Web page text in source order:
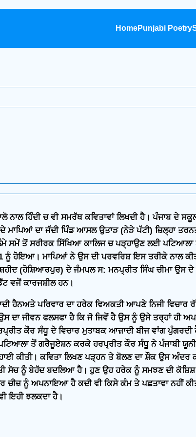
HomePunjabi Poetry
ਹਿੰਦੀ ਚ ਵੀ ਸਮਰੱਥ ਕਵਿਤਾਵਾਂ ਲਿਖਦੀ ਹੈ। ਪੰਜਾਬ ਦੇ ਸਕੂਲ
ਮਾਪਿਆਂ ਦਾ ਜੱਦੀ ਪਿੰਡ ਆਸਲ ਉਤਾੜ (ਨੇੜੇ ਪੱਟੀ) ਜ਼ਿਲ੍ਹਾ
ਸਮੇਂ ਤੋਂ ਸਰੀਰਕ ਸਿੱਖਿਆ ਕਾਲਿਜ ਚ ਪੜ੍ਹਾਉਣ ਲਈ
ਨੂੰ ਹੋਇਆ। ਮਾਪਿਆਂ ਨੇ ਉਸ ਦੀ ਪਰਵਰਿਸ਼ ਇਸ ਤਰੀਕੇ ਨਾਲ
(ਹੋਸ਼ਿਆਰਪੁਰ) ਦੇ ਜੰਮਪਲ ਸ: ਮਨਪ੍ਰੀਤ ਸਿੰਘ ਚੀਮਾ ਉਸ ਦੇ
ਵਜੋਂ ਕਾਰਜਸ਼ੀਲ ਹਨ।
ਹੈਨਅਤੇ ਪਰਿਵਾਰ ਦਾ ਹਰੇਕ ਵਿਅਕਤੀ ਆਪਣੇ ਨਿਜੀ ਵਿਚਾਰ
ਦਾ ਜੀਵਨ ਫਲਸਫਾ ਹੈ ਕਿ ਜੋ ਜਿਵੇਂ ਹੈ ਉਸ ਨੂੰ ਉਸੇ ਤਰ੍ਹਾਂ ਹੀ
ਕੌਰ ਸੰਧੂ ਦੇ ਵਿਚਾਰ ਮੁਤਾਬਕ ਆਜ਼ਾਦੀ ਬੀਜ ਵਾਂਗ ਪੁੰਗਰਦੀ
ਤੋਂ ਗਰੈਜੂਏਸ਼ਨ ਕਰਕੇ ਹਰਪ੍ਰੀਤ ਕੌਰ ਸੰਧੂ ਨੇ ਪੰਜਾਬੀ
ਕੀਤੀ। ਕਵਿਤਾ ਲਿਖਣ ਪੜ੍ਹਨ ਤੇ ਬੋਲਣ ਦਾ ਸ਼ੌਕ ਉਸ ਅੰਦਰ
ਸੋਚ ਨੂੰ ਬੇਹੱਦ ਬਦਲਿਆ ਹੈ। ਹੁਣ ਉਹ ਹਰੇਕ ਨੂੰ ਸਮਝਣ ਦੀ
ਚੀਜ਼ ਨੂੰ ਅਪਨਾਇਆ ਹੈ ਕਦੀ ਵੀ ਕਿਸੇ ਕੰਮ ਤੇ ਪਛਤਾਵਾ ਨਹੀਂ
ਇਹੀ ਝਲਕਦਾ ਹੈ।